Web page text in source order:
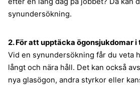
synundersökning.
2. För att upptäcka ögonsjukdomar i
Vid en synundersökning får du veta
långt och nära håll. Det kan också
nya glasögon, andra styrkor eller